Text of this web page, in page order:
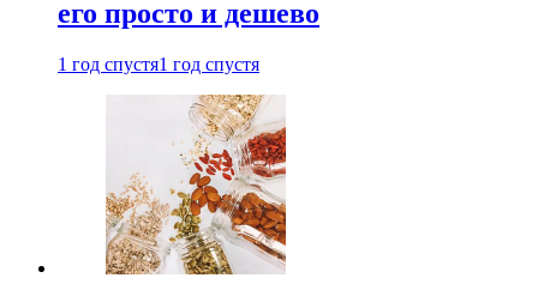
его просто и дешево
1 год спустя1 год спустя